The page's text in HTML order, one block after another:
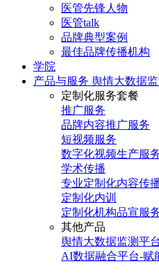
医管先锋人物
医管talk
品牌典型案例
最佳品牌传播机构
学院
产品与服务 舆情大数据
定制化服务套餐
推广服务
品牌内容推广服务
短视频服务
数字化视频生产服
学术传播
专业定制化内容传
定制化内训
定制化机构品宣服
其他产品
舆情大数据监测平台
AI数据融合平台-赋